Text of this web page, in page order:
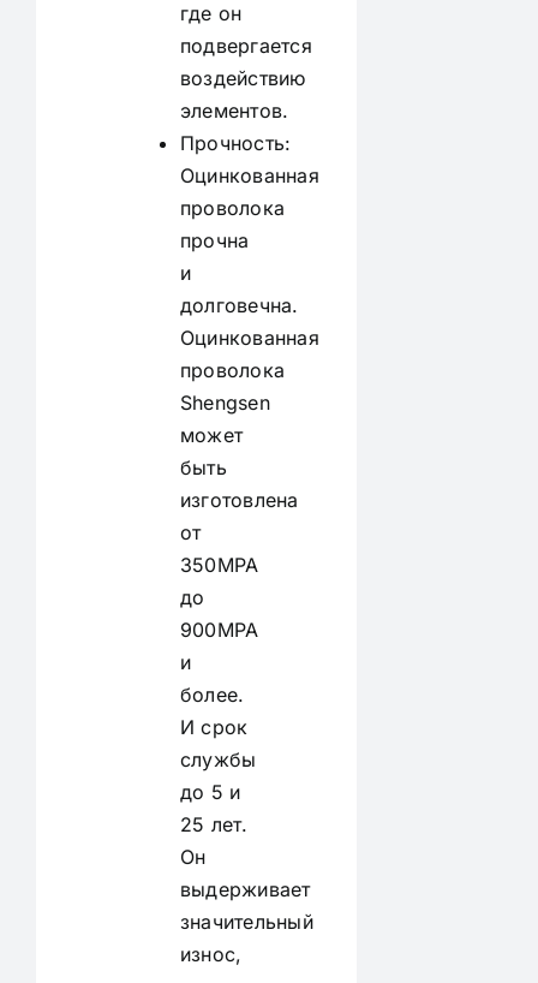
где он
подвергается
воздействию
элементов.
Прочность:
Оцинкованная
проволока
прочна
и
долговечна.
Оцинкованная
проволока
Shengsen
может
быть
изготовлена
от
350MPA
до
900MPA
и
более.
И срок
службы
до 5 и
25 лет.
Он
выдерживает
значительный
износ,